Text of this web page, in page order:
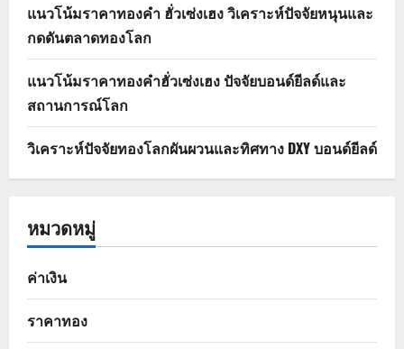
แนวโน้มราคาทองคำ ฮั่วเซ่งเฮง วิเคราะห์ปัจจัยหนุนและ
กดดันตลาดทองโลก
แนวโน้มราคาทองคำฮั่วเซ่งเฮง ปัจจัยบอนด์ยีลด์และ
สถานการณ์โลก
วิเคราะห์ปัจจัยทองโลกผันผวนและทิศทาง DXY บอนด์ยีลด์
หมวดหมู่
ค่าเงิน
ราคาทอง